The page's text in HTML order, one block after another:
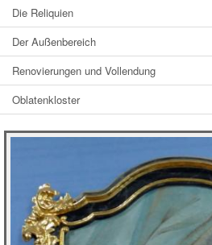
Die Reliquien
Der Außenbereich
Renovierungen und Vollendung
Oblatenkloster